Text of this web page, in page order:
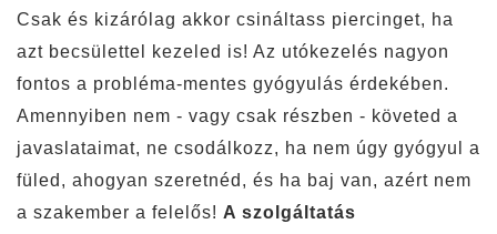
Csak és kizárólag akkor csináltass piercinget, ha
azt becsülettel kezeled is! Az utókezelés nagyon
fontos a probléma-mentes gyógyulás érdekében.
Amennyiben nem - vagy csak részben - követed a
javaslataimat, ne csodálkozz, ha nem úgy gyógyul a
füled, ahogyan szeretnéd, és ha baj van, azért nem
a szakember a felelős! A szolgáltatás